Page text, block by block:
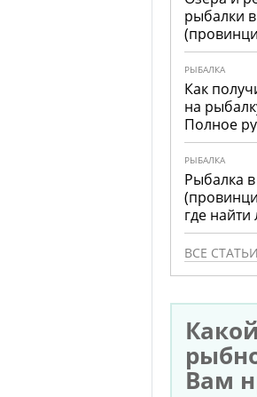
рыбалки
РЫБАЛКА
Как
на
Полное
РЫБАЛКА
Рыбалка
где
что
ВСЕ СТАТЬИ
Вам